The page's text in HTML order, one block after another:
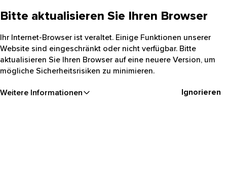
Bitte aktualisieren Sie Ihren Browser
Ihr Internet-Browser ist veraltet. Einige Funktionen unserer
Website sind eingeschränkt oder nicht verfügbar. Bitte
aktualisieren Sie Ihren Browser auf eine neuere Version, um
mögliche Sicherheitsrisiken zu minimieren.
Weitere Informationen Ignorieren